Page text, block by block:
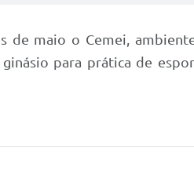
maio o Cemei,
para prática de